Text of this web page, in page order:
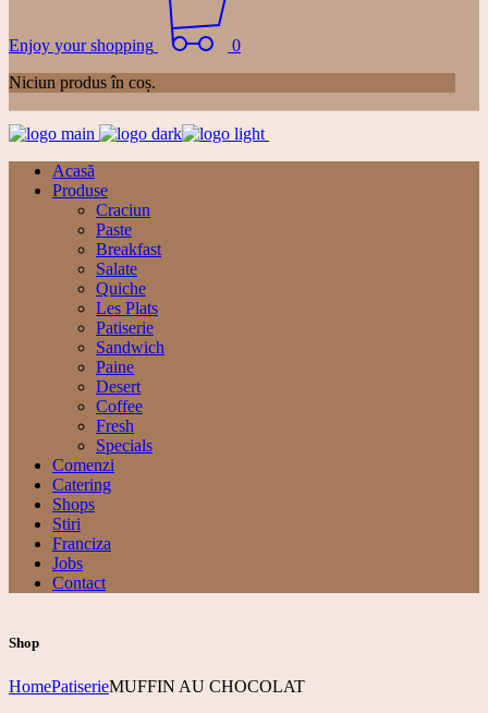
Enjoy your shopping
0
Niciun produs în coș.
Acasă
Produse
Craciun
Paste
Breakfast
Salate
Quiche
Les Plats
Patiserie
Sandwich
Paine
Desert
Coffee
Fresh
Specials
Comenzi
Catering
Shops
Stiri
Franciza
Jobs
Contact
Shop
HomePatiserieMUFFIN AU CHOCOLAT